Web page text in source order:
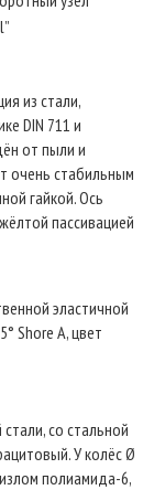
из стали,
DIN 711 и
от пыли и
очень стабильным
гайкой. Ось
пассивацией
эластичной
Shore A, цвет
со стальной
У колёс Ø
полиамида-6,